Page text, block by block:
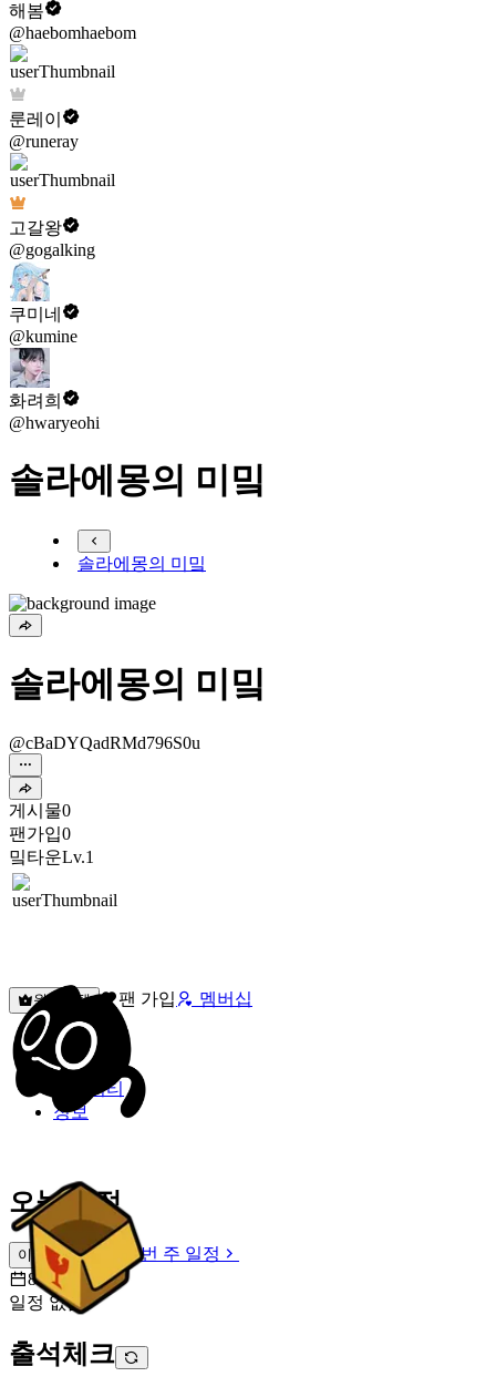
해봄
@haebomhaebom
룬레이
@runeray
고갈왕
@gogalking
쿠미네
@kumine
화려희
@hwaryeohi
솔라에몽의 미밐
솔라에몽의 미밐
솔라에몽의 미밐
@cBaDYQadRMd796S0u
게시물0
팬가입0
밐타운Lv.1
원픽선택 팬 가입 멤버십
밐타운
피드
커뮤니티
정보
오늘 일정
이번 주 일정
이번 주 일정
8월 6일 [목]
일정 없음
출석체크